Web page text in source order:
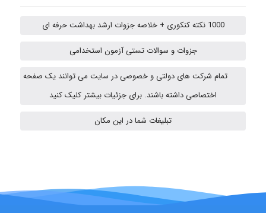
Hasan haghparast
Shamim.khojasteh74
Hagar
1000 نکته کنکوری + خلاصه جزوات ارشد بهداشت حرفه ای
جزوات و سوالات تستی آزمون استخدامی
تمام شرکت های دولتی و خصوصی در سایت می توانند یک صفحه
اختصاصی داشته باشند. برای جزئیات بیشتر کلیک کنید
تبلیغات شما در این مکان